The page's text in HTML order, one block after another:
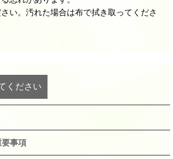
い。汚れた場合は布で拭き取ってくださ
ください
事項